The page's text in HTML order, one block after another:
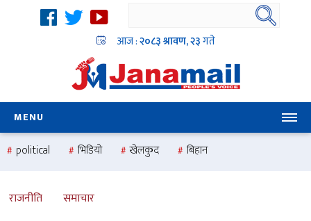
आज :२०८३ श्रावण, २३गते
MENU
political भिडियो खेलकुद
बिहान
national
health
राजनीति समाचार